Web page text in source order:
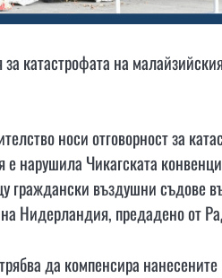
катастрофата на
носи отговорност за
нарушила Чикагската
граждански въздушни съдове
Нидерландия, предадено от
да компенсира